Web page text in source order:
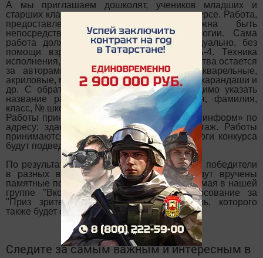
А мы приглашаем дошколят, учеников младших и
старших классов для участия в нашем конкурсе. Работа,
предоставленная на конкурс, должна быть
непосредственно связана с темой экологии. Сама
работа должна быть выполнена индивидуально, без
помощи взрослых, на листе формата А-4. Техника
исполнения, выбор материалов для творчества остается
за авторами, это может быть гуашь, акварельные,
акриловые, масляные краски, фломастеры, карандаши и
др. С обратной стороны рисунка необходимо указать
название работы и личные данные (имя, фамилия,
класс, № школы, детского сада).
Работы приносите в редакцию газеты «Посинформ» по
адресу: здание «Почты», 2 подъезд, 2 этаж. Работы
принимаются до 15 мая включительно. Итоги конкурса
будут подведены 19 мая.
По результатам конкурса будут определены победители
в разных возраcтных категориях. Им будут вручены
памятные подарки и дипломы. А с 12 по 19 мая в нашей
группе "Вконтакте" будет проходить голосование за
"Приз зрительских симпатий". Победитель, которого
также будет отмечен дипломом и подарком.
Следите за самым важным и интересным в